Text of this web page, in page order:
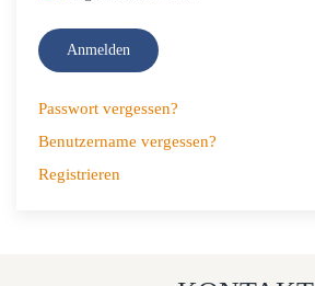
Anmelden
Passwort vergessen?
Benutzername vergessen?
Registrieren